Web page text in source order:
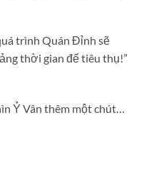
trình Quán Đỉnh sẽ
thời gian để tiêu thụ!”
Ỷ Vân thêm một chút…